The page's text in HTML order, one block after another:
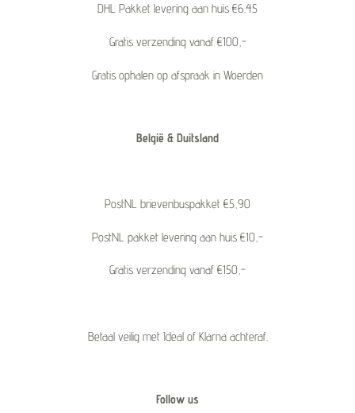
DHL Pakket levering aan huis €6.45
Gratis verzending vanaf €100,-
Gratis ophalen op afspraak in Woerden
België & Duitsland
PostNL brievenbuspakket €5,90
PostNL pakket levering aan huis €10,-
Gratis verzending vanaf €150,-
Betaal veilig met Ideal of Klarna achteraf.
Follow us